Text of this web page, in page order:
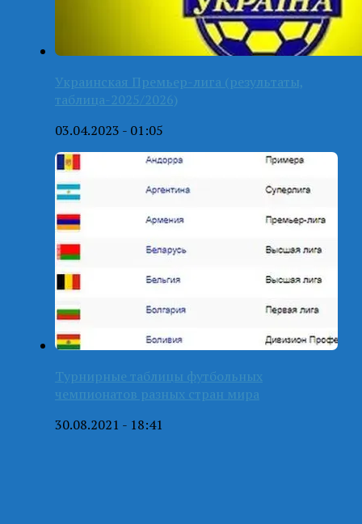
Украинская Премьер-лига (результаты,
таблица-2025/2026)
03.04.2023 - 01:05
Турнирные таблицы футбольных
чемпионатов разных стран мира
30.08.2021 - 18:41